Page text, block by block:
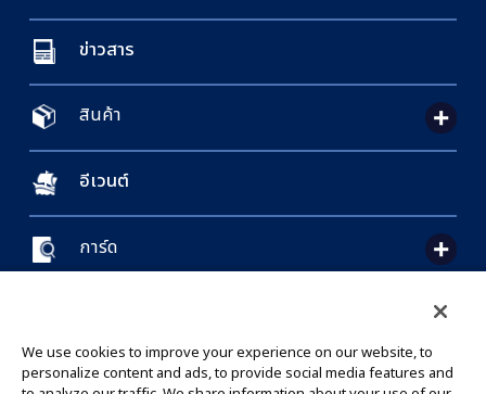
ข่าวสาร
สินค้า
อีเวนต์
การ์ด
GLOBAL ENTRANCE
We use cookies to improve your experience on our website, to
personalize content and ads, to provide social media features and